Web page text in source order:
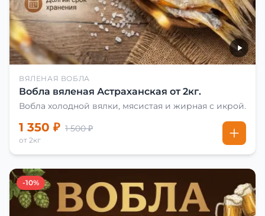
ВЯЛЕНАЯ ВОБЛА
Вобла вяленая Астраханская от 2кг.
Вобла холодной вялки, мясистая и жирная с икрой.
1 350 ₽ 1 500 ₽
от 2кг
-10%